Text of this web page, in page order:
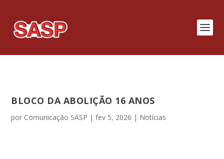
BLOCO DA ABOLIÇÃO 16 ANOS
por Comunicação SASP |fev 5, 2026 | Notícias